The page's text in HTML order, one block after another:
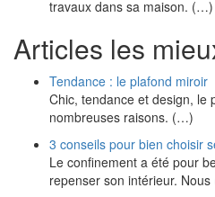
travaux dans sa maison. (…)
Articles les
Tendance : le plafond miroir
Chic, tendance et design, le
nombreuses raisons. (…)
3 conseils pour bien choisir
Le confinement a été pour
repenser son intérieur.